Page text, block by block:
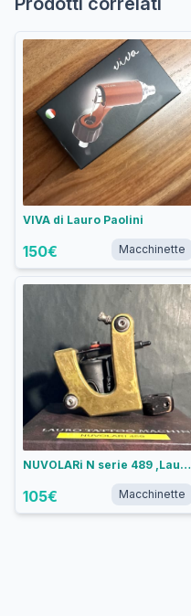
VIVA di Lauro Paolini
150€ Macchinette
NUVOLARi N serie 489 ,Lauro Paolini
105€ Macchinette